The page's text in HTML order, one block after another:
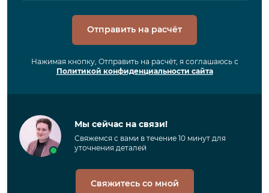
Отправить на расчёт
Нажимая кнопку, Отправить на расчёт, я соглашаюсь с
Политикой конфиденциальности сайта
Мы сейчас на связи!
Свяжемся с вами в течение 10 минут для
уточнения деталей
Свяжитесь со мной